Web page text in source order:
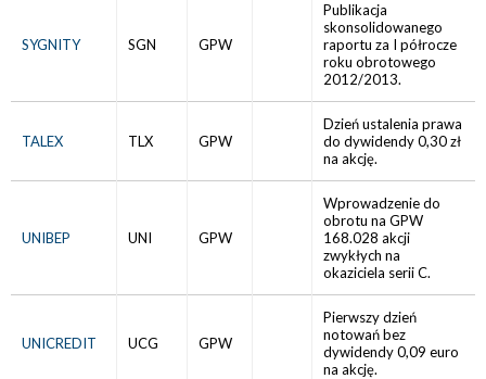
SYGNITY SGN GPW
Publikacja
skonsolidowanego
raportu za I półrocze
roku obrotowego
2012/2013.
TALEX TLX GPW
Dzień ustalenia prawa
do dywidendy 0,30 zł
na akcję.
UNIBEP UNI GPW
Wprowadzenie do
obrotu na GPW
168.028 akcji
zwykłych na
okaziciela serii C.
UNICREDIT UCG GPW
Pierwszy dzień
notowań bez
dywidendy 0,09 euro
na akcję.